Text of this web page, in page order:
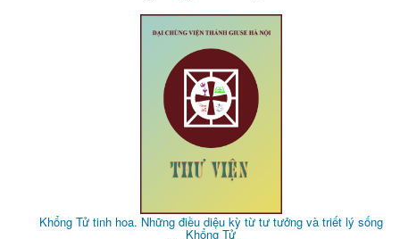
Khổng Tử tinh hoa. Những điều diệu kỳ từ tư tưởng và triết lý sống
Khổng Tử